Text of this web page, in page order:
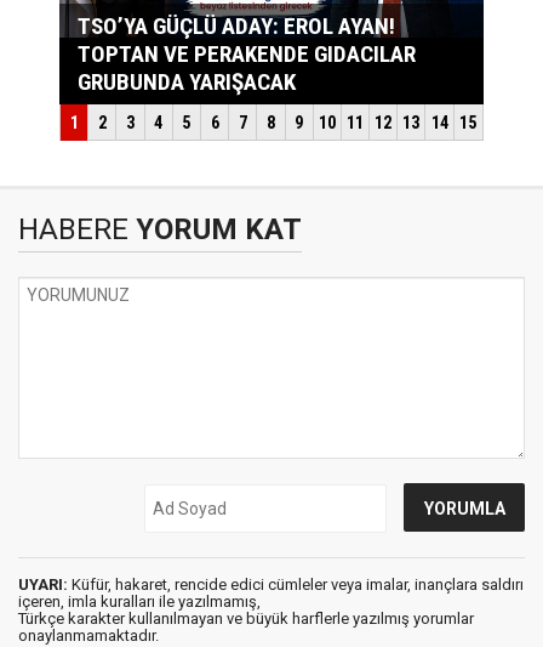
HABERE YORUM KAT
UYARI: Küfür, hakaret, rencide edici cümleler veya imalar, inançlara saldırı
içeren, imla kuralları ile yazılmamış,
Türkçe karakter kullanılmayan ve büyük harflerle yazılmış yorumlar
onaylanmamaktadır.